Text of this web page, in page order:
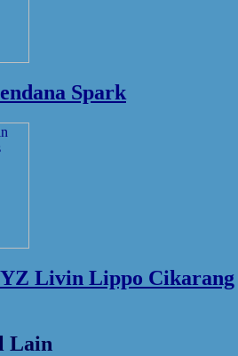
Spark
Livin Lippo Cikarang
Lain